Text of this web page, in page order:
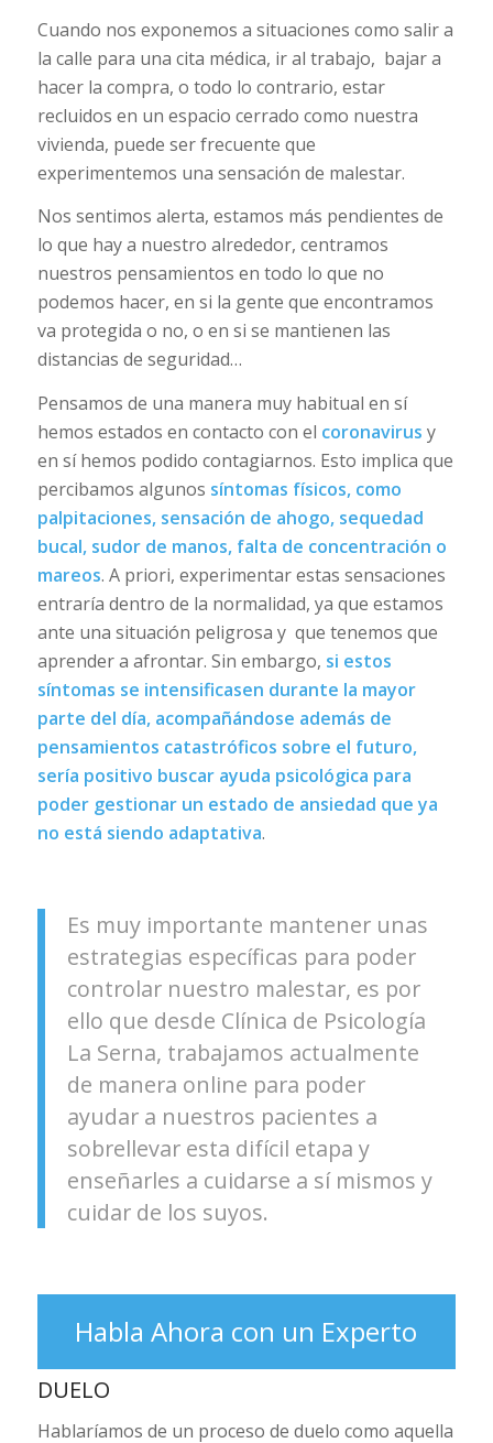
Cuando nos exponemos a situaciones como salir a
la calle para una cita médica, ir al trabajo, bajar a
hacer la compra, o todo lo contrario, estar
recluidos en un espacio cerrado como nuestra
vivienda, puede ser frecuente que
experimentemos una sensación de malestar.
Nos sentimos alerta, estamos más pendientes de
lo que hay a nuestro alrededor, centramos
nuestros pensamientos en todo lo que no
podemos hacer, en si la gente que encontramos
va protegida o no, o en si se mantienen las
distancias de seguridad…
Pensamos de una manera muy habitual en sí
hemos estados en contacto con el coronavirus y
en sí hemos podido contagiarnos. Esto implica que
percibamos algunos síntomas físicos, como
palpitaciones, sensación de ahogo, sequedad
bucal, sudor de manos, falta de concentración o
mareos. A priori, experimentar estas sensaciones
entraría dentro de la normalidad, ya que estamos
ante una situación peligrosa y que tenemos que
aprender a afrontar. Sin embargo, si estos
síntomas se intensificasen durante la mayor
parte del día, acompañándose además de
pensamientos catastróficos sobre el futuro,
sería positivo buscar ayuda psicológica para
poder gestionar un estado de ansiedad que ya
no está siendo adaptativa.
Es muy importante mantener unas
estrategias específicas para poder
controlar nuestro malestar, es por
ello que desde Clínica de Psicología
La Serna, trabajamos actualmente
de manera online para poder
ayudar a nuestros pacientes a
sobrellevar esta difícil etapa y
enseñarles a cuidarse a sí mismos y
cuidar de los suyos.
Habla Ahora con un Experto
DUELO
Hablaríamos de un proceso de duelo como aquella